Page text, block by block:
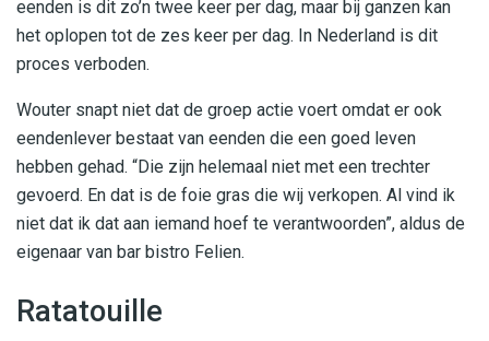
eenden is dit zo’n twee keer per dag, maar bij ganzen kan
het oplopen tot de zes keer per dag. In Nederland is dit
proces verboden.
Wouter snapt niet dat de groep actie voert omdat er ook
eendenlever bestaat van eenden die een goed leven
hebben gehad. “Die zijn helemaal niet met een trechter
gevoerd. En dat is de foie gras die wij verkopen. Al vind ik
niet dat ik dat aan iemand hoef te verantwoorden”, aldus de
eigenaar van bar bistro Felien.
Ratatouille